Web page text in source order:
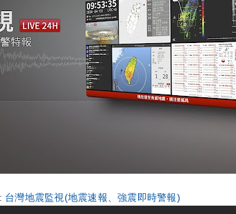
台灣地震監視(地震速報、強震即時警報)